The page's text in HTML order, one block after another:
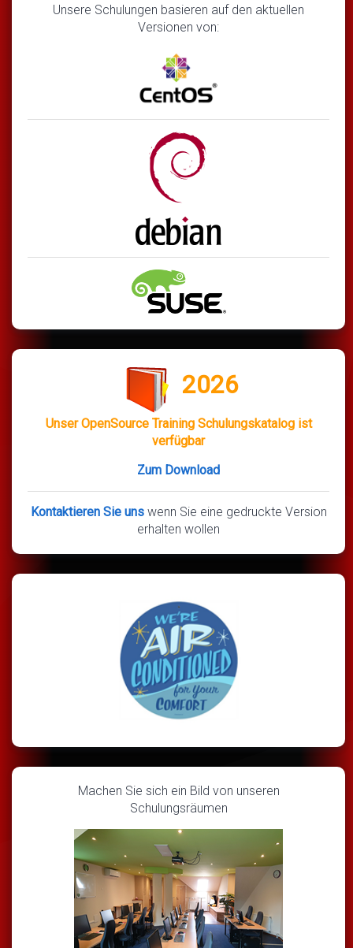
Unsere Schulungen basieren auf den aktuellen
Versionen von:
2026
Unser OpenSource Training Schulungskatalog ist
verfügbar
Zum Download
Kontaktieren Sie uns wenn Sie eine gedruckte Version
erhalten wollen
Machen Sie sich ein Bild von unseren
Schulungsräumen